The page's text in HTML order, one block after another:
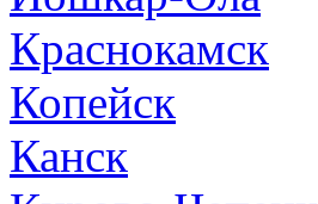
Краснокамск
Копейск
Канск